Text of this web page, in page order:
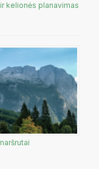
kelionės planavimas